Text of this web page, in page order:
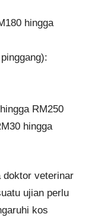
hingga
RM250
hingga
doktor veterinar
ujian perlu
kos